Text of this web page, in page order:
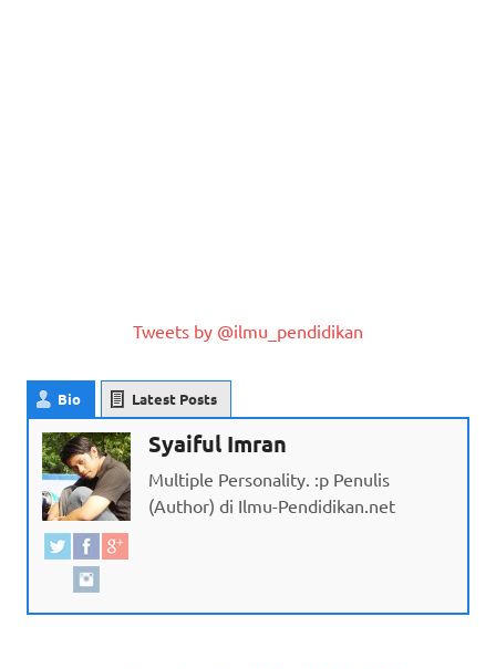
Tweets by @ilmu_pendidikan
Bio Latest Posts
Syaiful Imran
Multiple Personality. :p Penulis
(Author) di Ilmu-Pendidikan.net